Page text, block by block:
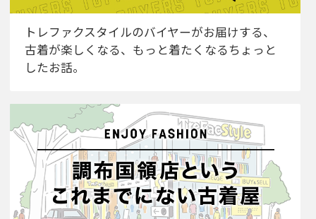
トレファクスタイルのバイヤーがお届けする、
古着が楽しくなる、もっと着たくなるちょっと
したお話。